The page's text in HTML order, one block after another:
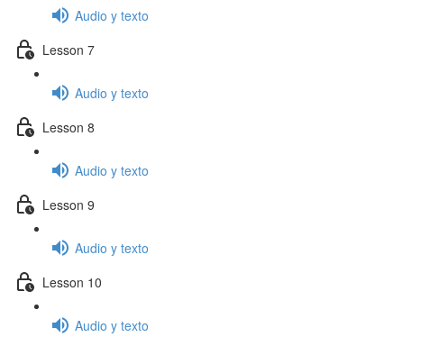
Audio y texto
Lesson 7
Audio y texto
Lesson 8
Audio y texto
Lesson 9
Audio y texto
Lesson 10
Audio y texto